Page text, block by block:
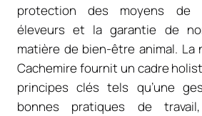
protection des moyens de
éleveurs et la garantie de
matière de bien-être animal. La
Cachemire fournit un cadre
principes clés tels qu’une
bonnes pratiques de